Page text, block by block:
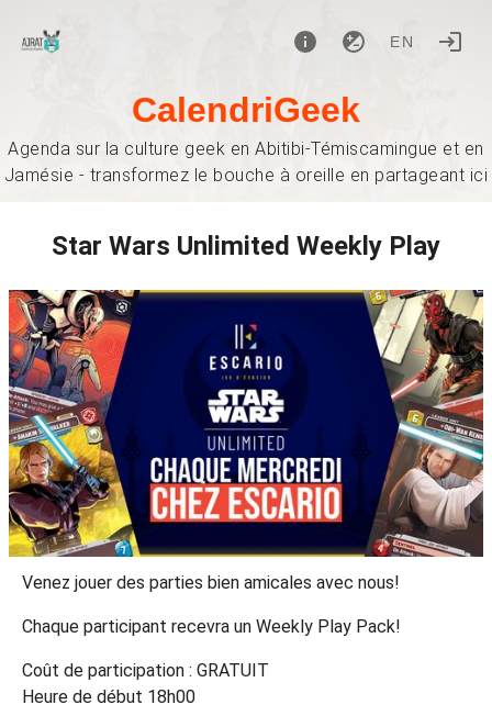
EN
CalendriGeek
Agenda sur la culture geek en Abitibi-Témiscamingue et en
Jamésie - transformez le bouche à oreille en partageant ici
Star Wars Unlimited Weekly Play
Venez jouer des parties bien amicales avec nous!
Chaque participant recevra un Weekly Play Pack!
Coût de participation : GRATUIT
Heure de début 18h00